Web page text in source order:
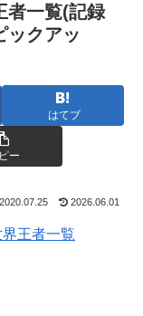
者一覧(記録
クアッ
はてブ
ー
2020.07.25 2026.06.01
王者一覧